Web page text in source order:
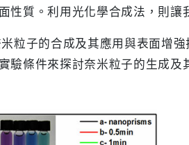
性質。利用光化學合成法，則讓
粒子的合成及其應用與表面增
驗條件來探討奈米粒子的生成